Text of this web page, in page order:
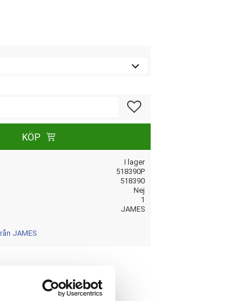
KÖP
I lager
518390P
518390
Nej
1
JAMES
JAMES